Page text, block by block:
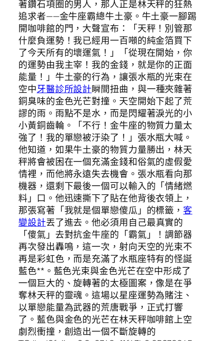
著鑽石項圈的男人，那人正是林天秤的狂熱
追求者——金牛座霸總牛土豪。牛土豪一腳踢
開咖啡館的門，大聲宣布：「天秤！別管那
什麼負運勢！我已經用一百噸的純金箔買下
了今天所有的壞運氣！」「從現在開始，你
的運勢由我主宰！我的金錢，就是你的正面
能量！」牛土豪的行為，讓張水瓶的光束在
空中牙醫診所設計瞬間扭曲，與一種夾雜著
銅臭味的金色光芒對撞。天空開始下起了荒
謬的雨。雨點不是水，而是閃耀著淚光的小
小黃銅齒輪。「不行！金牛座的物質力量太
強了！我的單戀被汙染了！」張水瓶大喊。
他知道，如果牛土豪的物質力量勝出，林天
秤將會被困在一個充滿金錢和俗氣的虛假愛
情裡，而他將永遠失去機會。張水瓶看向那
機器，還剩下最後一個可以輸入的「情緒燃
料」口。他迅速撕下了貼在他背後衣領上，
那張寫著「我就是個單戀傻瓜」的標籤，客
變設計丟了進去。他必須用自己最真實的
「傻氣」去對抗金牛座的「霸氣」！調節器
再次發出轟鳴，這一次，射向天空的光束不
再是彩虹色，而是充滿了水瓶座特有的怪誕
藍色**。藍色光束與金色光芒在空中形成了
一個巨大的、旋轉著的太極圖案，像是在爭
奪林天秤的靈魂。這場以星座運勢為賭注、
以單戀能量為武器的荒唐戰爭，正式打響
了。藍色與金色的光芒在林天秤咖啡館上空
劇烈衝撞，創造出一個不斷旋轉的